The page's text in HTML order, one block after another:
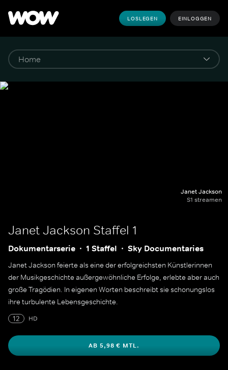
LOSLEGEN EINLOGGEN
Janet Jackson
S1 streamen
Janet Jackson Staffel 1
Dokumentarserie 1 Staffel Sky Documentaries
Janet Jackson feierte als eine der erfolgreichsten Künstlerinnen
der Musikgeschichte außergewöhnliche Erfolge, erlebte aber auch
große Tragödien. In eigenen Worten beschreibt sie schonungslos
ihre turbulente Lebensgeschichte.
12
HD
AB 5,98 € MTL.